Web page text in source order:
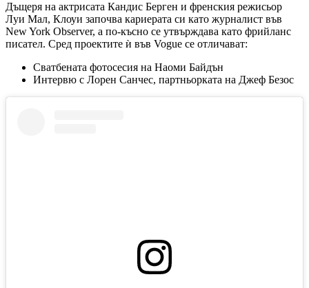
Дъщеря на актрисата Кандис Берген и френския режисьор
Луи Мал, Клоуи започва кариерата си като журналист във
New York Observer, а по-късно се утвърждава като фрийланс
писател. Сред проектите ѝ във Vogue се отличават:
Сватбената фотосесия на Наоми Байдън
Интервю с Лорен Санчес, партньорката на Джеф Безос